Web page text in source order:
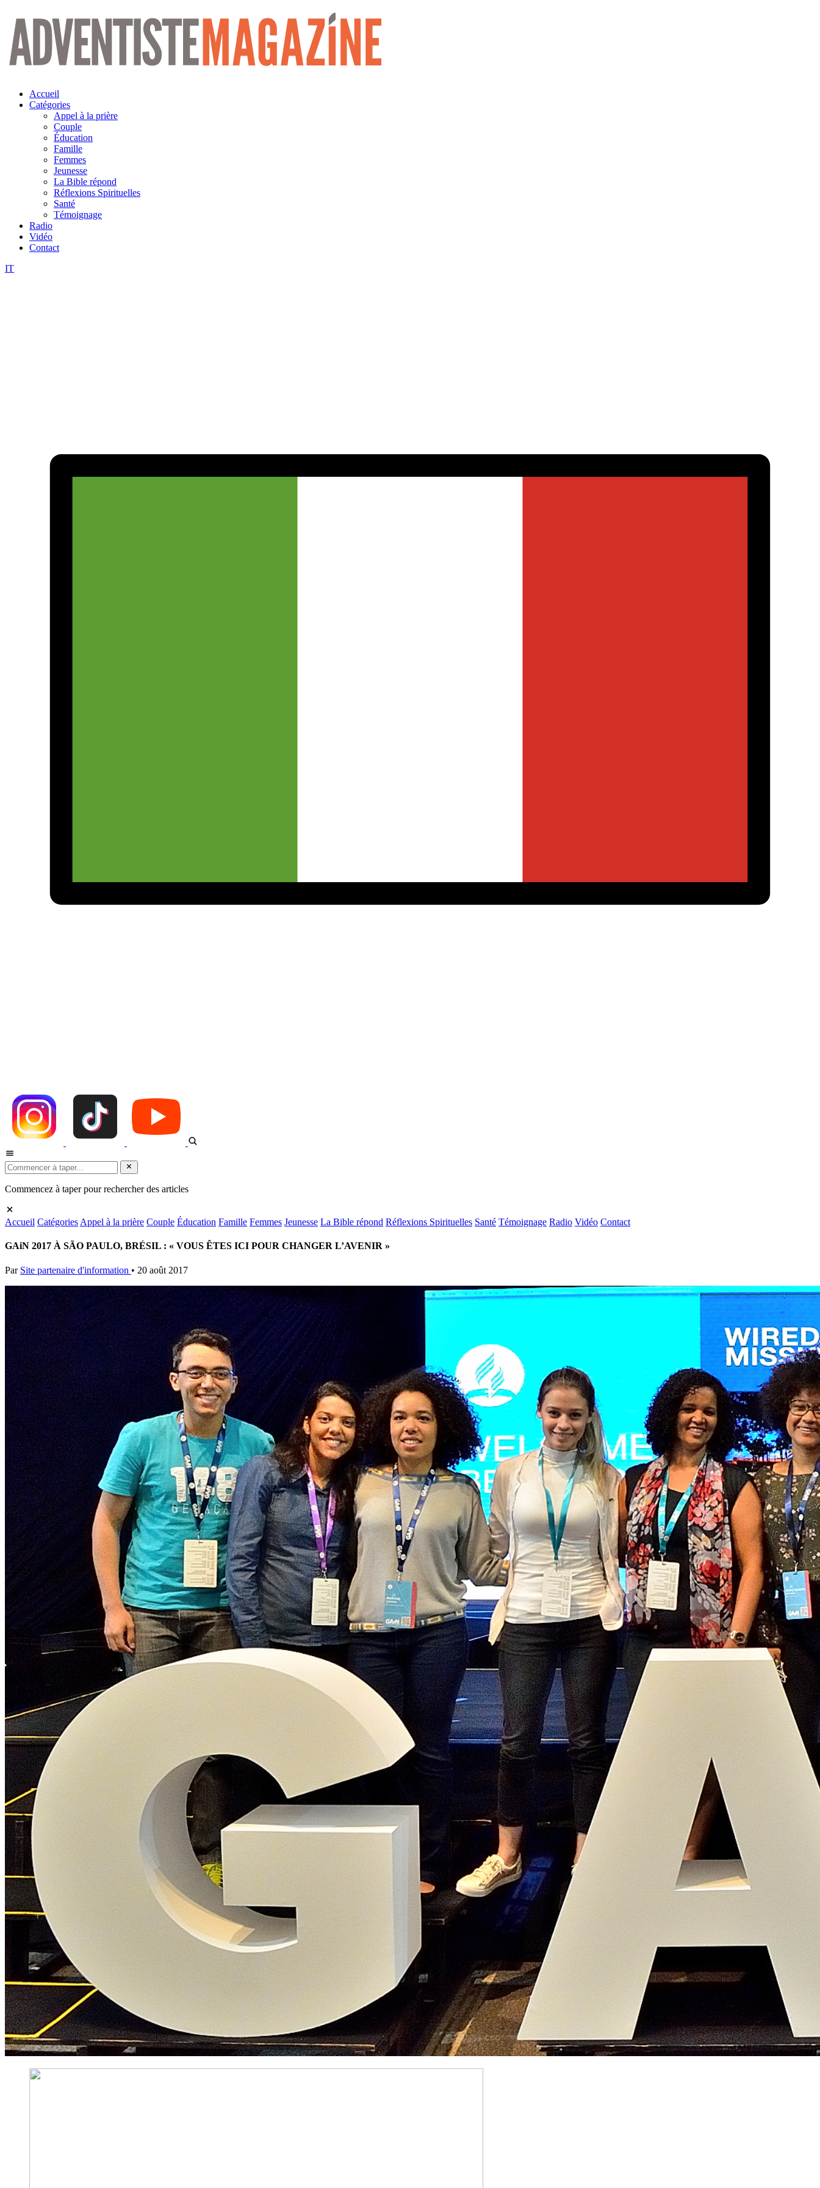
Aller
contenu
Accueil
Catégories
Appel à la prière
Couple
Éducation
Famille
Femmes
Jeunesse
La Bible répond
Réflexions Spirituelles
Santé
Témoignage
Radio
Vidéo
Contact
IT
Commencez à taper pour rechercher des articles
Accueil Catégories Appel à la prière Couple Éducation Famille Femmes Jeunesse La Bible répond Réflexions Spirituelles Santé Témoignage Radio Vidéo Contact
GAiN 2017 À SÃO PAULO, BRÉSIL : « VOUS ÊTES ICI POUR CHANGER L’AVENIR »
Par Site partenaire d'information • 20 août 2017